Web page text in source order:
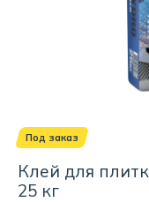
Под заказ
Клей для
25 кг